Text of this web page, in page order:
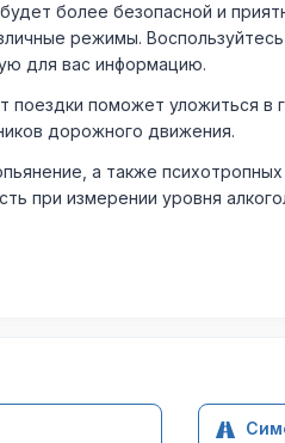
более безопасной и
режимы.
для вас информацию.
поможет уложиться в
дорожного движения.
а также
измерении уровня